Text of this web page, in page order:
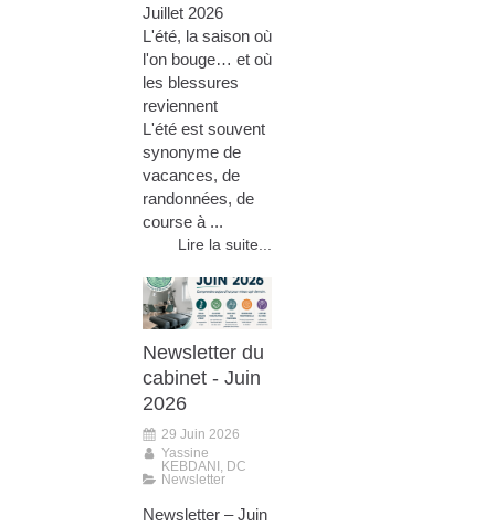
Juillet 2026
L'été, la saison où
l'on bouge… et où
les blessures
reviennent
L'été est souvent
synonyme de
vacances, de
randonnées, de
course à ...
Lire la suite...
Newsletter du
cabinet - Juin
2026
29 Juin 2026
Yassine
KEBDANI, DC
Newsletter
Newsletter – Juin